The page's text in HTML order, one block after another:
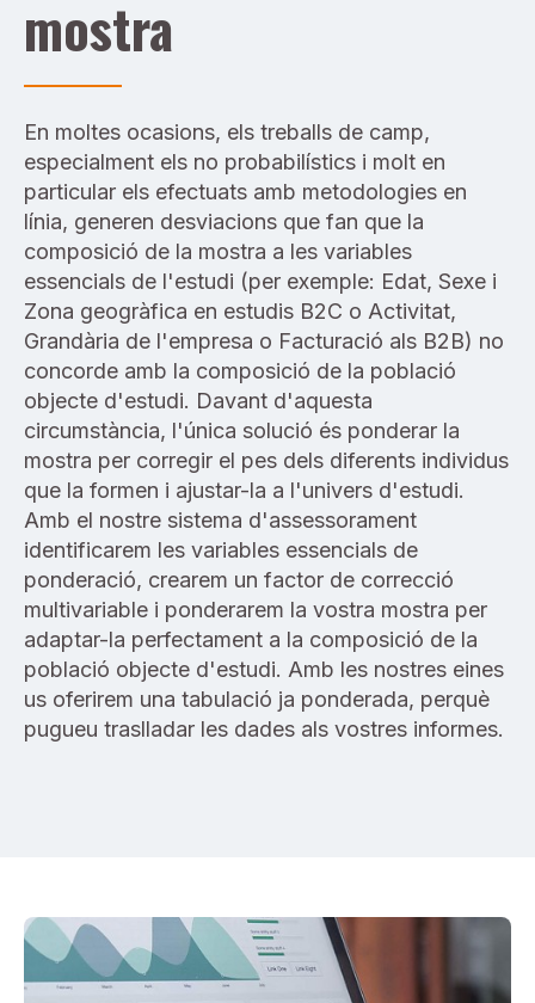
mostra
En moltes ocasions, els treballs de camp,
especialment els no probabilístics i molt en
particular els efectuats amb metodologies en
línia, generen desviacions que fan que la
composició de la mostra a les variables
essencials de l'estudi (per exemple: Edat, Sexe i
Zona geogràfica en estudis B2C o Activitat,
Grandària de l'empresa o Facturació als B2B) no
concorde amb la composició de la població
objecte d'estudi. Davant d'aquesta
circumstància, l'única solució és ponderar la
mostra per corregir el pes dels diferents individus
que la formen i ajustar-la a l'univers d'estudi.
Amb el nostre sistema d'assessorament
identificarem les variables essencials de
ponderació, crearem un factor de correcció
multivariable i ponderarem la vostra mostra per
adaptar-la perfectament a la composició de la
població objecte d'estudi. Amb les nostres eines
us oferirem una tabulació ja ponderada, perquè
pugueu traslladar les dades als vostres informes.